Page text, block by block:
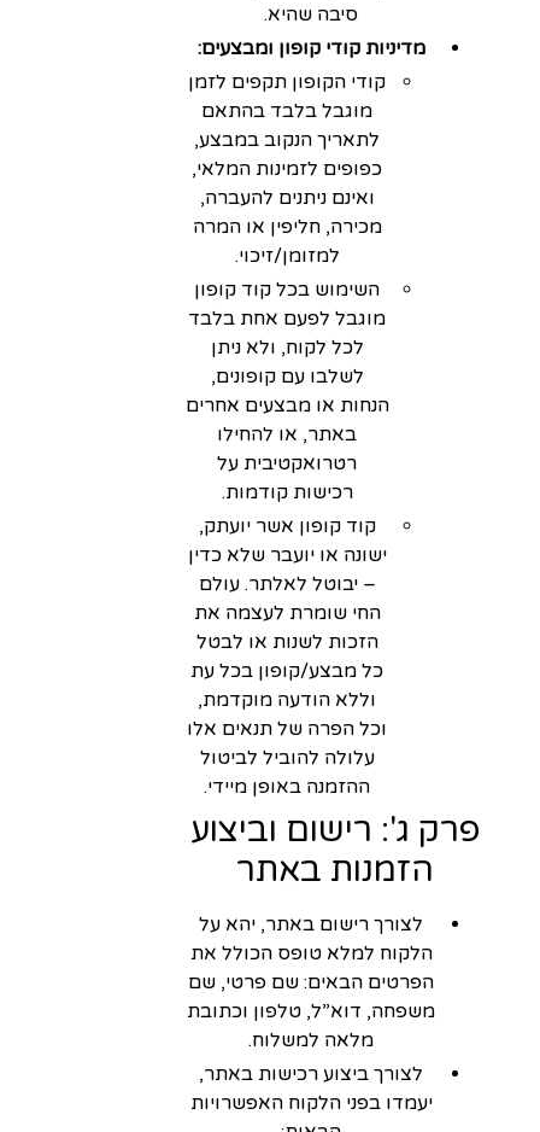
סיבה שהיא.
מדיניות קודי קופון ומבצעים:
קודי הקופון תקפים לזמן
מוגבל בלבד בהתאם
לתאריך הנקוב במבצע,
כפופים לזמינות המלאי,
ואינם ניתנים להעברה,
מכירה, חליפין או המרה
למזומן/זיכוי.
השימוש בכל קוד קופון
מוגבל לפעם אחת בלבד
לכל לקוח, ולא ניתן
לשלבו עם קופונים,
הנחות או מבצעים אחרים
באתר, או להחילו
רטרואקטיבית על
רכישות קודמות.
קוד קופון אשר יועתק,
ישונה או יועבר שלא כדין
– יבוטל לאלתר. עולם
החי שומרת לעצמה את
הזכות לשנות או לבטל
כל מבצע/קופון בכל עת
וללא הודעה מוקדמת,
וכל הפרה של תנאים אלו
עלולה להוביל לביטול
ההזמנה באופן מיידי.
פרק ג': רישום וביצוע
הזמנות באתר
לצורך רישום באתר, יהא על
הלקוח למלא טופס הכולל את
הפרטים הבאים: שם פרטי, שם
משפחה, דוא”ל, טלפון וכתובת
מלאה למשלוח.
לצורך ביצוע רכישות באתר,
יעמדו בפני הלקוח האפשרויות